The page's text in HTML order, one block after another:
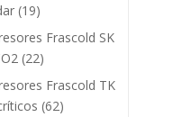
(19)
Frascold SK
(22)
Frascold TK
(62)